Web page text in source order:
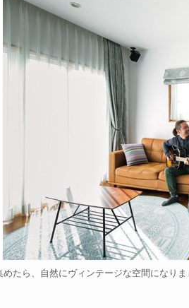
めたら、自然にヴィンテージな空間になり